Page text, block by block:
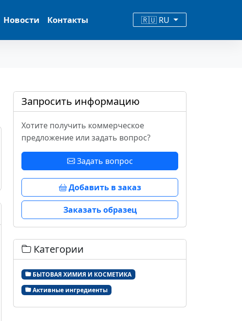
Новости Контакты 🇷🇺 RU
Запросить информацию
Хотите получить коммерческое
предложение или задать вопрос?
Задать вопрос
Добавить в заказ
Заказать образец
Категории
БЫТОВАЯ ХИМИЯ И КОСМЕТИКА
Активные ингредиенты